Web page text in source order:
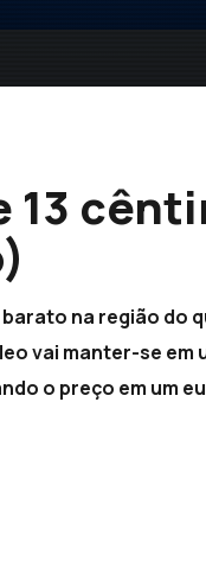
13
na região do
vai manter-se
o preço em um